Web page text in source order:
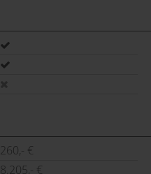
260,- €
8.205,- €